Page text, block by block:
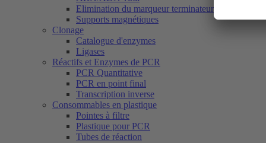
Elimination du marqueur terminateur (Dye
Supports magnétiques
Clonage
Catalogue d'enzymes
Ligases
Réactifs et Enzymes de PCR
PCR Quantitative
PCR en point final
Transcription inverse
Consommables en plastique
Pointes à filtre
Plastique pour PCR
Tubes de réaction